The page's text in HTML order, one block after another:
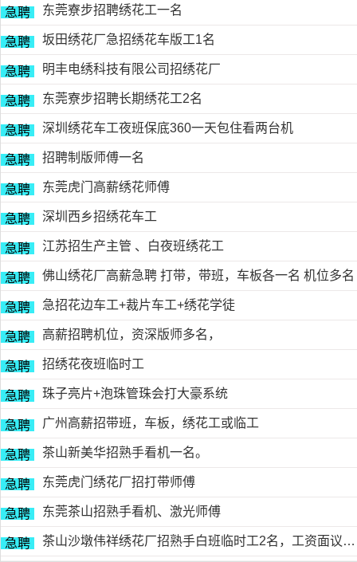
急聘 东莞寮步招聘绣花工一名
急聘 坂田绣花厂急招绣花车版工1名
急聘 明丰电绣科技有限公司招绣花厂
急聘 东莞寮步招聘长期绣花工2名
急聘 深圳绣花车工夜班保底360一天包住看两台机
急聘 招聘制版师傅一名
急聘 东莞虎门高薪绣花师傅
急聘 深圳西乡招绣花车工
急聘 江苏招生产主管 、白夜班绣花工
急聘 佛山绣花厂高薪急聘 打带，带班，车板各一名 机位多名
急聘 急招花边车工+裁片车工+绣花学徒
急聘 高薪招聘机位，资深版师多名，
急聘 招绣花夜班临时工
急聘 珠子亮片+泡珠管珠会打大豪系统
急聘 广州高薪招带班，车板，绣花工或临工
急聘 茶山新美华招熟手看机一名。
急聘 东莞虎门绣花厂招打带师傅
急聘 东莞茶山招熟手看机、激光师傅
急聘 茶山沙墩伟祥绣花厂招熟手白班临时工2名，工资面议，包吃住有的请电18676754153黎生